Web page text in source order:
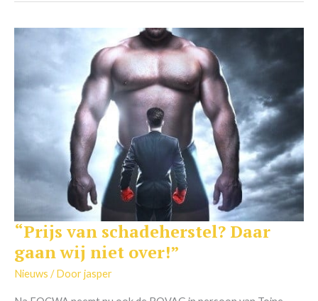
“Prijs van schadeherstel? Daar
gaan wij niet over!”
Nieuws / Doorjasper
“Prijs
schadeherstel?
Daar